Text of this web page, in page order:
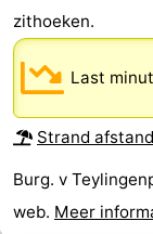
zithoeken.
Last
Strand afstand
Burg. v
web. Meer